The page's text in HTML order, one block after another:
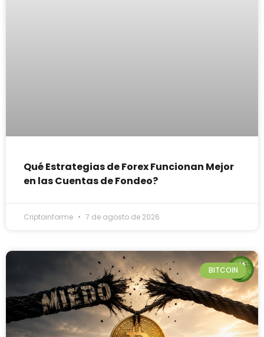
Qué Estrategias de Forex Funcionan Mejor
en las Cuentas de Fondeo?
Criptoinforme 7 de agosto de 2026
BITCOIN